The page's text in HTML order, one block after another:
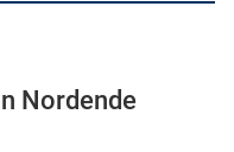
Nordende